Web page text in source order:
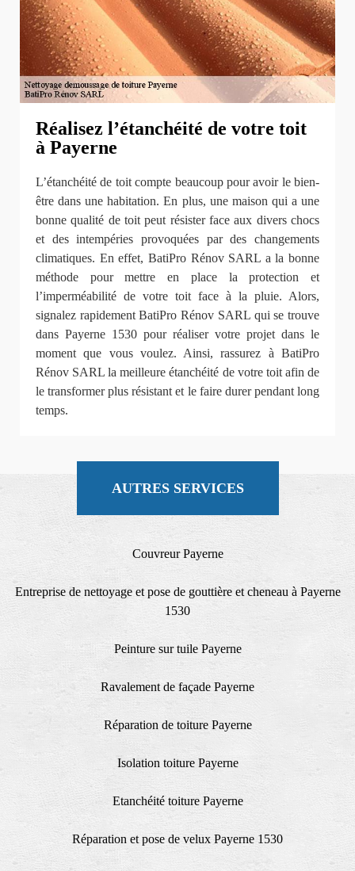
Réalisez l’étanchéité de votre toit
à Payerne
L’étanchéité de toit compte beaucoup pour avoir le bien-
être dans une habitation. En plus, une maison qui a une
bonne qualité de toit peut résister face aux divers chocs
et des intempéries provoquées par des changements
climatiques. En effet, BatiPro Rénov SARL a la bonne
méthode pour mettre en place la protection et
l’imperméabilité de votre toit face à la pluie. Alors,
signalez rapidement BatiPro Rénov SARL qui se trouve
dans Payerne 1530 pour réaliser votre projet dans le
moment que vous voulez. Ainsi, rassurez à BatiPro
Rénov SARL la meilleure étanchéité de votre toit afin de
le transformer plus résistant et le faire durer pendant long
temps.
AUTRES SERVICES
Couvreur Payerne
Entreprise de nettoyage et pose de gouttière et cheneau à Payerne
1530
Peinture sur tuile Payerne
Ravalement de façade Payerne
Réparation de toiture Payerne
Isolation toiture Payerne
Etanchéité toiture Payerne
Réparation et pose de velux Payerne 1530